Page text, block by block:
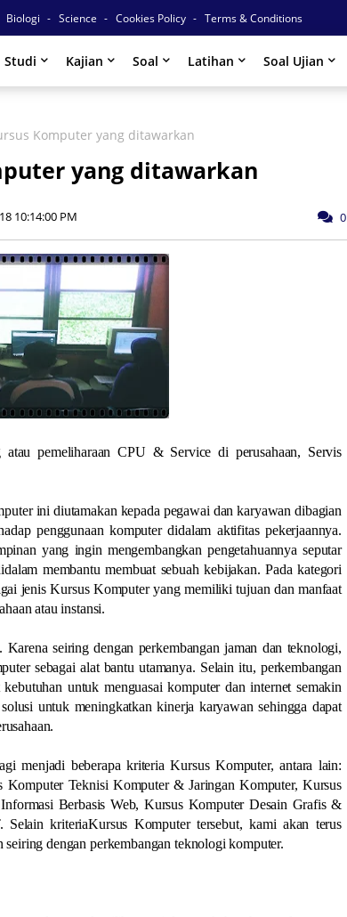
Biologi Science Cookies Policy Terms & Conditions
Studi Kajian Soal Latihan Soal Ujian
Komputer yang ditawarkan
yang ditawarkan
10:14:00 PM 0
pemeliharaan CPU & Service di perusahaan, Servis
ini diutamakan kepada pegawai dan karyawan dibagian
penggunaan komputer didalam aktifitas pekerjaannya.
yang ingin mengembangkan pengetahuannya seputar
membantu membuat sebuah kebijakan. Pada kategori
jenis Kursus Komputer yang memiliki tujuan dan manfaat
atau instansi.
seiring dengan perkembangan jaman dan teknologi,
sebagai alat bantu utamanya. Selain itu, perkembangan
untuk menguasai komputer dan internet semakin
untuk meningkatkan kinerja karyawan sehingga dapat
menjadi beberapa kriteria Kursus Komputer, antara lain:
Komputer Teknisi Komputer & Jaringan Komputer, Kursus
Berbasis Web, Kursus Komputer Desain Grafis &
kriteriaKursus Komputer tersebut, kami akan terus
dengan perkembangan teknologi komputer.